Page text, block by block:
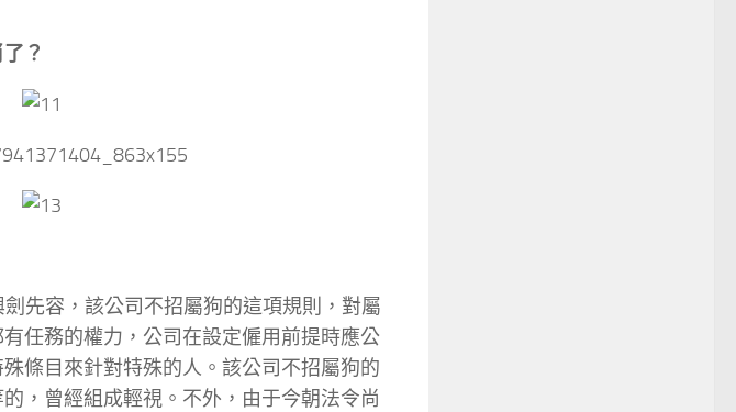
？
先容，該公司不招屬狗的這項規則，對屬
任務的權力，公司在設定僱用前提時應公
條目來針對特殊的人。該公司不招屬狗的
，曾經組成輕視。不外，由于今朝法令尚